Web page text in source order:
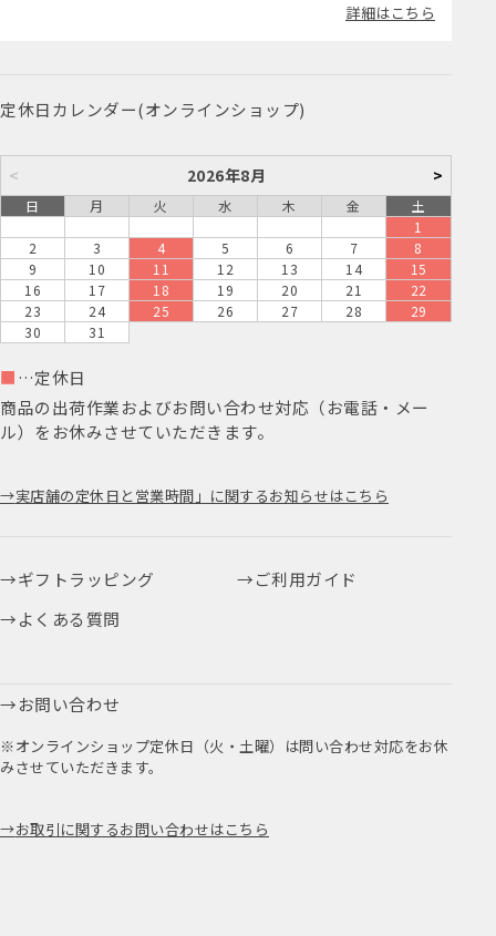
詳細はこちら
定休日カレンダー(オンラインショップ)
< 2026年8月 >
日 月 火 水 木 金
土
1
2
3 4 5 6 7
8
9
10 11 12 13 14
15
16
17 18 19 20 21
22
23
24 25 26 27 28
29
30
31
■ …定休日
商品の出荷作業およびお問い合わせ対応（お電話・メー
ル）をお休みさせていただきます。
実店舗の定休日と営業時間」に関するお知らせはこちら
ギフトラッピング
ご利用ガイド
よくある質問
お問い合わせ
※オンラインショップ定休日（火・土曜）は問い合わせ対応をお休
みさせていただきます。
お取引に関するお問い合わせはこちら